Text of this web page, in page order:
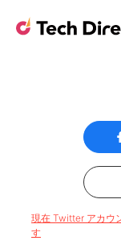
現在 Twitter アカウ
す